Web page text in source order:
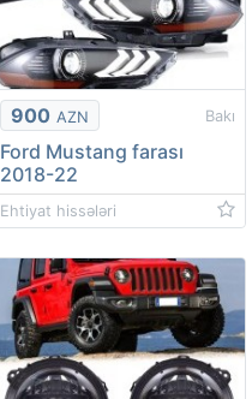
900 AZN Bakı
Ford Mustang farası
2018-22
Ehtiyat hissələri